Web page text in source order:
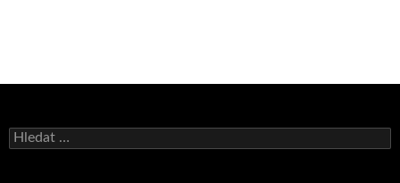
Vyhledávání
Andy Appleton obhájil dlouhodrážní titul!